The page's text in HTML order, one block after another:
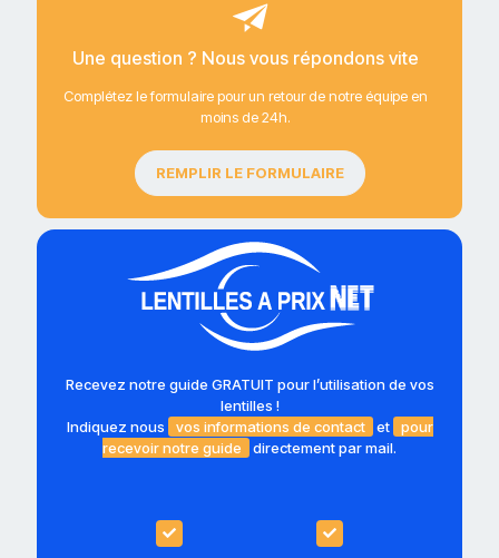
Une question ? Nous vous répondons vite
Complétez le formulaire pour un retour de notre équipe en
moins de 24h.
REMPLIR LE FORMULAIRE
Recevez notre guide GRATUIT pour l’utilisation de vos
lentilles !
Indiquez nous
vos informations de contact et
pour
recevoir notre guide
directement par mail.